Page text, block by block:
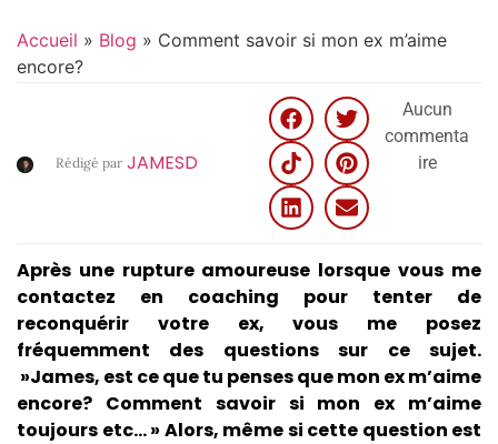
Accueil » Blog » Comment savoir si mon ex m’aime
encore?
Rédigé par JAMESD
Aucun
commenta
ire
Après une rupture amoureuse lorsque vous me
contactez en coaching pour tenter de
reconquérir votre ex, vous me posez
fréquemment des questions sur ce sujet.
»James, est ce que tu penses que mon ex m’aime
encore? Comment savoir si mon ex m’aime
toujours etc… » Alors, même si cette question est